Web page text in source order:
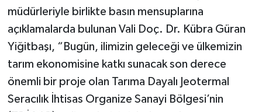
müdürleriyle birlikte basın mensuplarına
açıklamalarda bulunan Vali Doç. Dr. Kübra Güran
Yiğitbaşı, “Bugün, ilimizin geleceği ve ülkemizin
tarım ekonomisine katkı sunacak son derece
önemli bir proje olan Tarıma Dayalı Jeotermal
Seracılık İhtisas Organize Sanayi Bölgesi’nin